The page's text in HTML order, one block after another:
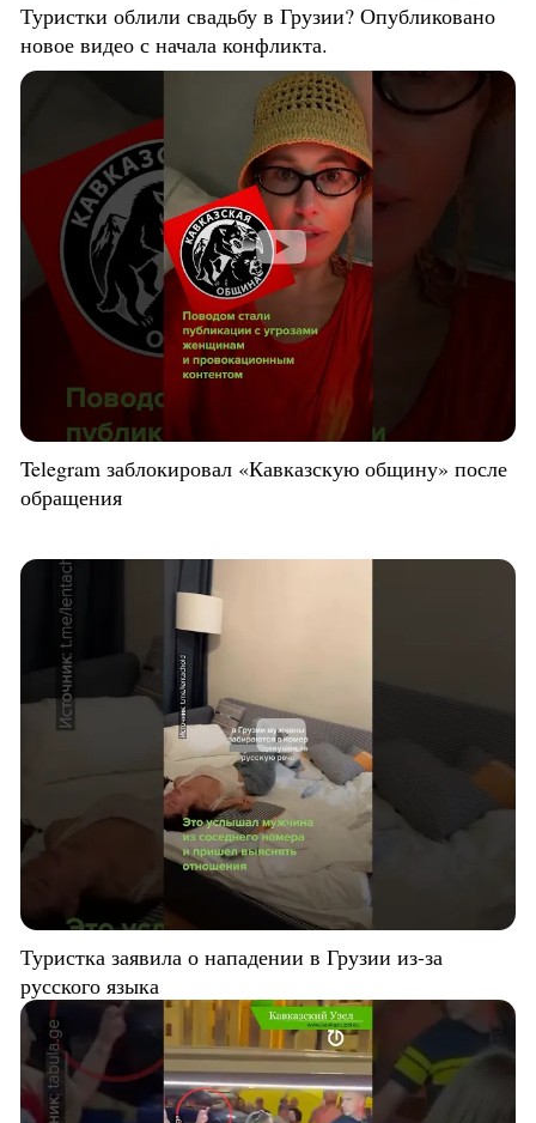
Туристки облили свадьбу в Грузии? Опубликовано
новое видео с начала конфликта.
Telegram заблокировал «Кавказскую общину» после
обращения
Туристка заявила о нападении в Грузии из-за
русского языка